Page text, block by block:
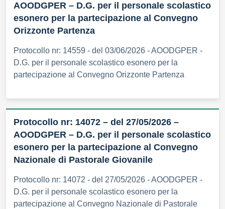
AOODGPER – D.G. per il personale scolastico
esonero per la partecipazione al Convegno
Orizzonte Partenza
Protocollo nr: 14559 - del 03/06/2026 - AOODGPER -
D.G. per il personale scolastico esonero per la
partecipazione al Convegno Orizzonte Partenza
Protocollo nr: 14072 – del 27/05/2026 –
AOODGPER – D.G. per il personale scolastico
esonero per la partecipazione al Convegno
Nazionale di Pastorale Giovanile
Protocollo nr: 14072 - del 27/05/2026 - AOODGPER -
D.G. per il personale scolastico esonero per la
partecipazione al Convegno Nazionale di Pastorale